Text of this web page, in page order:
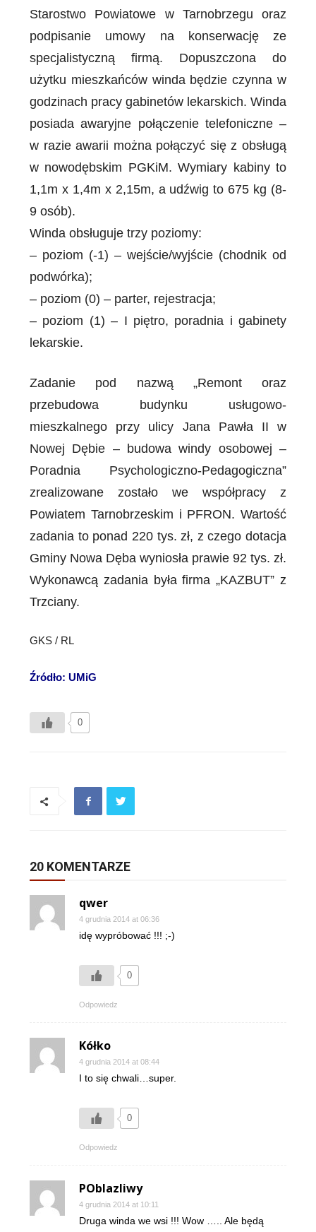
Starostwo Powiatowe w Tarnobrzegu oraz
podpisanie umowy na konserwację ze
specjalistyczną firmą. Dopuszczona do
użytku mieszkańców winda będzie czynna w
godzinach pracy gabinetów lekarskich. Winda
posiada awaryjne połączenie telefoniczne –
w razie awarii można połączyć się z obsługą
w nowodębskim PGKiM. Wymiary kabiny to
1,1m x 1,4m x 2,15m, a udźwig to 675 kg (8-
9 osób).
Winda obsługuje trzy poziomy:
– poziom (-1) – wejście/wyjście (chodnik od
podwórka);
– poziom (0) – parter, rejestracja;
– poziom (1) – I piętro, poradnia i gabinety
lekarskie.
Zadanie pod nazwą „Remont oraz
przebudowa budynku usługowo-
mieszkalnego przy ulicy Jana Pawła II w
Nowej Dębie – budowa windy osobowej –
Poradnia Psychologiczno-Pedagogiczna”
zrealizowane zostało we współpracy z
Powiatem Tarnobrzeskim i PFRON. Wartość
zadania to ponad 220 tys. zł, z czego dotacja
Gminy Nowa Dęba wyniosła prawie 92 tys. zł.
Wykonawcą zadania była firma „KAZBUT” z
Trzciany.
GKS / RL
Źródło: UMiG
0
20 KOMENTARZE
qwer
4 grudnia 2014 at 06:36
idę wypróbować !!! ;-)
0
Odpowiedz
Kółko
4 grudnia 2014 at 08:44
I to się chwali…super.
0
Odpowiedz
POblazliwy
4 grudnia 2014 at 10:11
Druga winda we wsi !!! Wow ….. Ale będą